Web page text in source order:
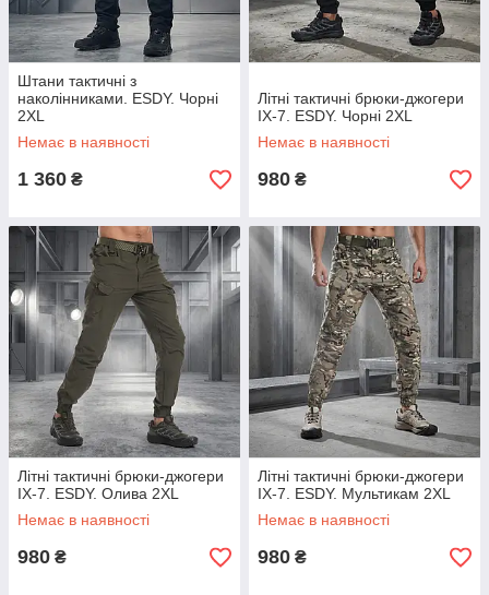
Штани тактичні з
наколінниками. ESDY. Чорні
2XL
Немає в наявності
1 360 ₴
Літні тактичні брюки-джогери
IX-7. ESDY. Чорні 2XL
Немає в наявності
980 ₴
Літні тактичні брюки-джогери
IX-7. ESDY. Олива 2XL
Немає в наявності
980 ₴
Літні тактичні брюки-джогери
IX-7. ESDY. Мультикам 2XL
Немає в наявності
980 ₴